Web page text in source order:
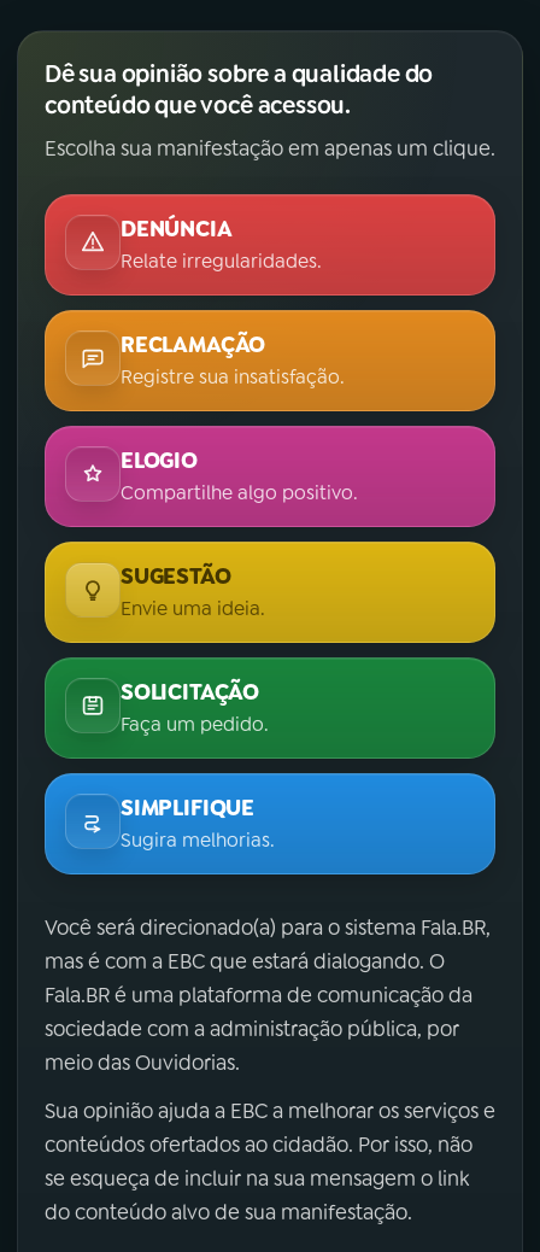
Dê sua opinião sobre a qualidade do
conteúdo que você acessou.
Escolha sua manifestação em apenas um clique.
DENÚNCIA
Relate irregularidades.
RECLAMAÇÃO
Registre sua insatisfação.
ELOGIO
Compartilhe algo positivo.
SUGESTÃO
Envie uma ideia.
SOLICITAÇÃO
Faça um pedido.
SIMPLIFIQUE
Sugira melhorias.
Você será direcionado(a) para o sistema Fala.BR,
mas é com a EBC que estará dialogando. O
Fala.BR é uma plataforma de comunicação da
sociedade com a administração pública, por
meio das Ouvidorias.
Sua opinião ajuda a EBC a melhorar os serviços e
conteúdos ofertados ao cidadão. Por isso, não
se esqueça de incluir na sua mensagem o link
do conteúdo alvo de sua manifestação.